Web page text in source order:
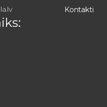
Kontakti